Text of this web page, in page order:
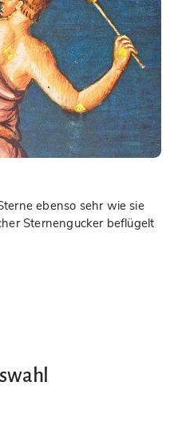
ebenso sehr wie sie
Sternengucker beflügelt